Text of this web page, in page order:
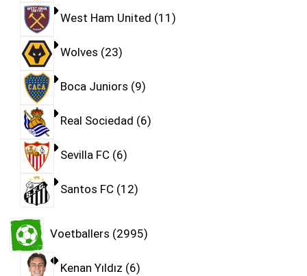
West Ham United 11
Wolves 23
Boca Juniors 9
Real Sociedad 6
Sevilla FC 6
Santos FC 12
Voetballers 2995
Kenan Yıldız 6